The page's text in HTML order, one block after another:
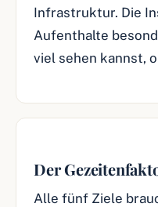
Infrastruktur. Die
Aufenthalte
viel sehen kannst,
Der
Alle fünf Ziele